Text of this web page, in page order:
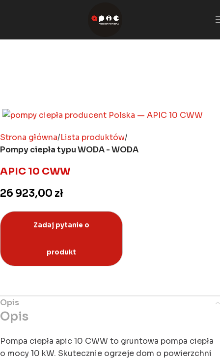
Strona główna Lista produktów
Pompy ciepła typu WODA - WODA
APIC 10 CWW
26 923,00 zł
Opis
Opis
Pompa ciepła apic 10 CWW to gruntowa pompa ciepła
o mocy 10 kW. Skutecznie ogrzeje dom o powierzchni